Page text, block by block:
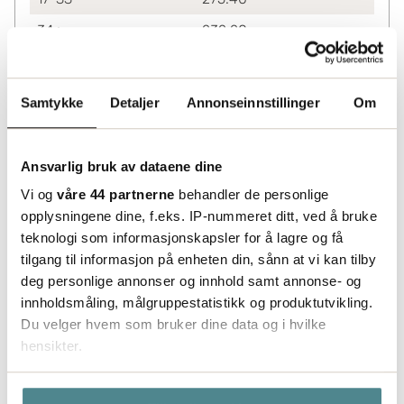
Samtykke Detaljer Annonseinnstillinger Om
Ansvarlig bruk av dataene dine
Vi og våre 44 partnerne behandler de personlige
opplysningene dine, f.eks. IP-nummeret ditt, ved å bruke
teknologi som informasjonskapsler for å lagre og få
tilgang til informasjon på enheten din, sånn at vi kan tilby
deg personlige annonser og innhold samt annonse- og
innholdsmåling, målgruppestatistikk og produktutvikling.
Du velger hvem som bruker dine data og i hvilke
hensikter.
Hvis du gir oss lov, vil vi også gjerne:
34+
232.20
Status
Leveres fra sentrallager Helsingborg. Utvidet